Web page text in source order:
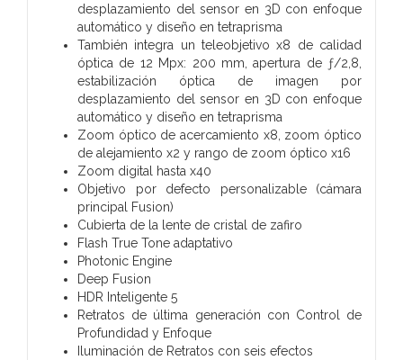
desplazamiento del sensor en 3D con enfoque
automático y diseño en tetraprisma
También integra un teleobjetivo x8 de calidad
óptica de 12 Mpx: 200 mm, apertura de ƒ/2,8,
estabilización óptica de imagen por
desplazamiento del sensor en 3D con enfoque
automático y diseño en tetraprisma
Zoom óptico de acercamiento x8, zoom óptico
de alejamiento x2 y rango de zoom óptico x16
Zoom digital hasta x40
Objetivo por defecto personalizable (cámara
principal Fusion)
Cubierta de la lente de cristal de zafiro
Flash True Tone adaptativo
Photonic Engine
Deep Fusion
HDR Inteligente 5
Retratos de última generación con Control de
Profundidad y Enfoque
Iluminación de Retratos con seis efectos